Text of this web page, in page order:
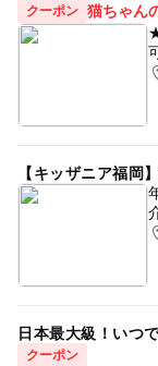
クーポン 猫ちゃん
【キッザニア福岡
日本最大級！いつ
クーポン